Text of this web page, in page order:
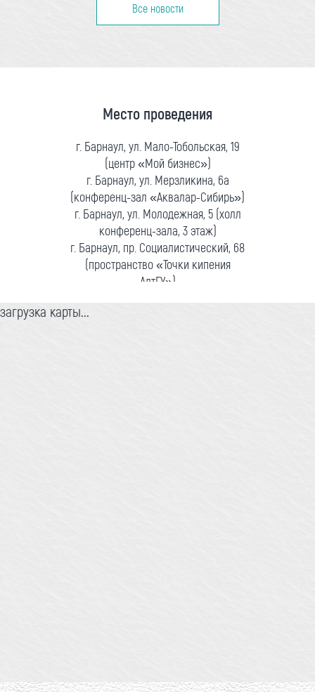
Все новости
Место проведения
г. Барнаул, ул. Мало-Тобольская, 19
(центр «Мой бизнес»)
г. Барнаул, ул. Мерзликина, 6а
(конференц-зал «Аквалар-Сибирь»)
г. Барнаул, ул. Молодежная, 5 (холл
конференц-зала, 3 этаж)
г. Барнаул, пр. Социалистический, 68
(пространство «Точки кипения
АлтГУ»)
загрузка карты...